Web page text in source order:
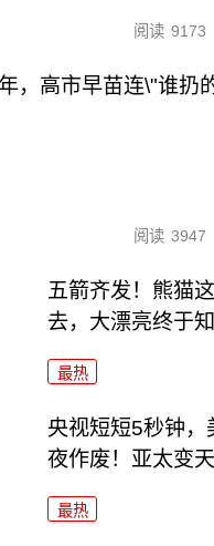
阅读 9173
，高市早苗连\"谁扔
阅读 3947
五箭齐发！熊猫
去，大漂亮终于
最热
央视短短5秒钟，
夜作废！亚太变天
最热